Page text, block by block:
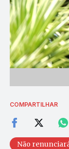
COMPARTILHAR
Não